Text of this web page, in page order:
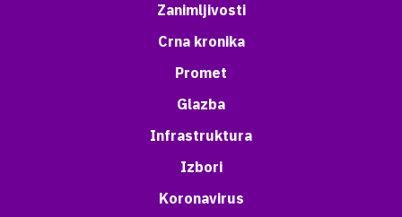
Zanimljivosti
Crna kronika
Promet
Glazba
Infrastruktura
Izbori
Koronavirus